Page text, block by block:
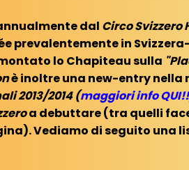
dal Circo Svizzero
prevalentemente in
lo Chapiteau sulla
è inoltre una new-entry nella
2013/2014 (maggiori info QUI!!
a debuttare (tra quelli
Vediamo di seguito una